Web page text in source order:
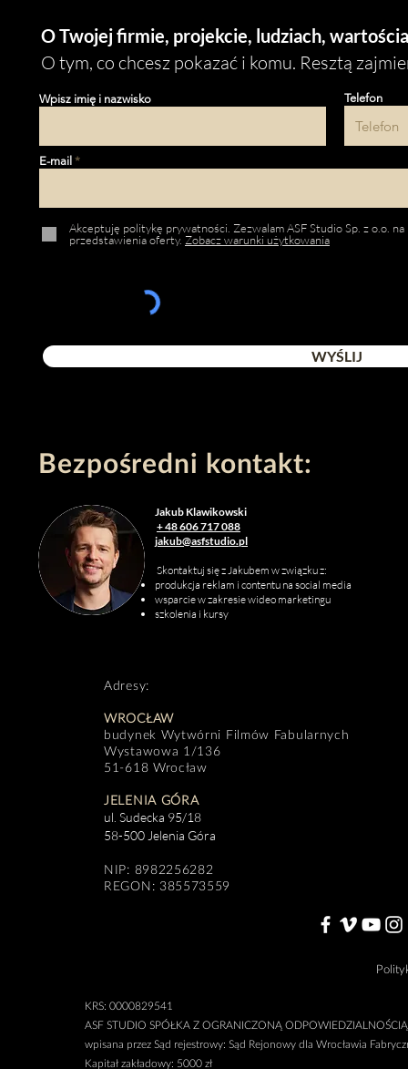
O Twojej firmie, projekcie, ludziach,
O tym, co chcesz pokazać i komu. Resztą
Wpisz imię i nazwisko Telefon
E-mail
Akceptuję politykę prywatności. Zezwalam ASF Studio Sp. z o.o.
przedstawienia oferty. Zobacz warunki użytkowania
WYŚLIJ
Bezpośredni kontakt:
Jakub Klawikowski
+ 48 606 717 088
jakub@asfstudio.pl
Skontaktuj się z Jakubem w związku z:
produkcja reklam i contentu na social media
wsparcie w zakresie wideo marketingu
szkolenia i kursy
Adresy:
WROCŁAW
budynek Wytwórni Filmów Fabularnych
Wystawowa 1/136
51-618 Wrocław
JELENIA GÓRA
ul. Sudecka 95/18
58-500 Jelenia Góra
NIP: 8982256282
REGON: 385573559
KRS: 0000829541
ASF STUDIO SPÓŁKA Z OGRANICZONĄ ODPOWIEDZIALNOŚCIĄ
wpisana przez Sąd rejestrowy: Sąd Rejonowy dla Wrocławia
Kapitał zakładowy: 5000 zł